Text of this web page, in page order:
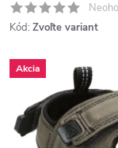
Kód: Zvoľte variant
Akcia